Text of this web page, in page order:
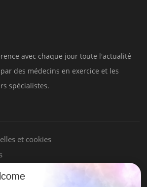
avec chaque jour toute l'actualité
des médecins en exercice et les
spécialistes.
et cookies